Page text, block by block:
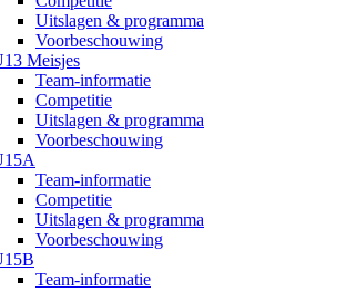
Uitslagen & programma
Voorbeschouwing
Meisjes
Team-informatie
Competitie
Uitslagen & programma
Voorbeschouwing
Team-informatie
Competitie
Uitslagen & programma
Voorbeschouwing
Team-informatie